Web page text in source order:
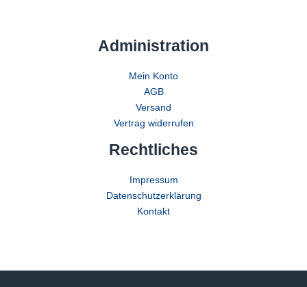
Administration
Mein Konto
AGB
Versand
Vertrag widerrufen
Rechtliches
Impressum
Datenschutzerklärung
Kontakt